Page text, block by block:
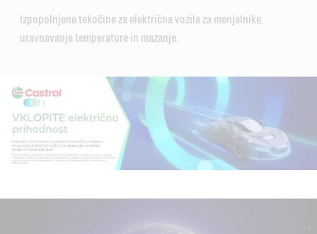
Izpopolnjene tekočine za električna vozila za menjalnike,
uravnavanje temperature in mazanje.